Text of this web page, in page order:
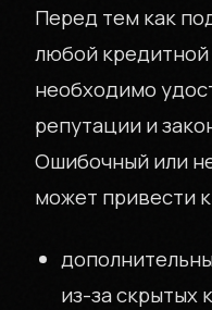
Перед тем как
любой
необходимо
репутации и
Ошибочный или
может привести
из-за скрытых